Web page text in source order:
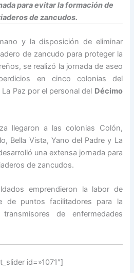
para evitar la formación de
de zancudos.
y la disposición de eliminar
de zancudo para proteger la
se realizó la jornada de aseo
en cinco colonias del
Paz por el personal del Décimo
llegaron a las colonias Colón,
Bella Vista, Yano del Padre y La
una extensa jornada para
de zancudos.
emprendieron la labor de
de puntos facilitadores para la
de enfermedades
id=»1071″]